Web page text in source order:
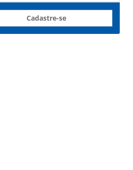
Cadastre-se